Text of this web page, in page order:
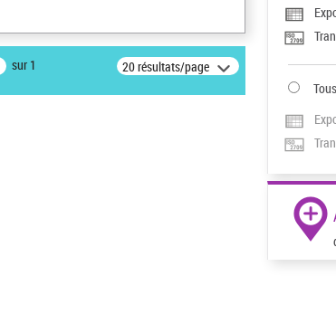
sur 1 20 résultats/page